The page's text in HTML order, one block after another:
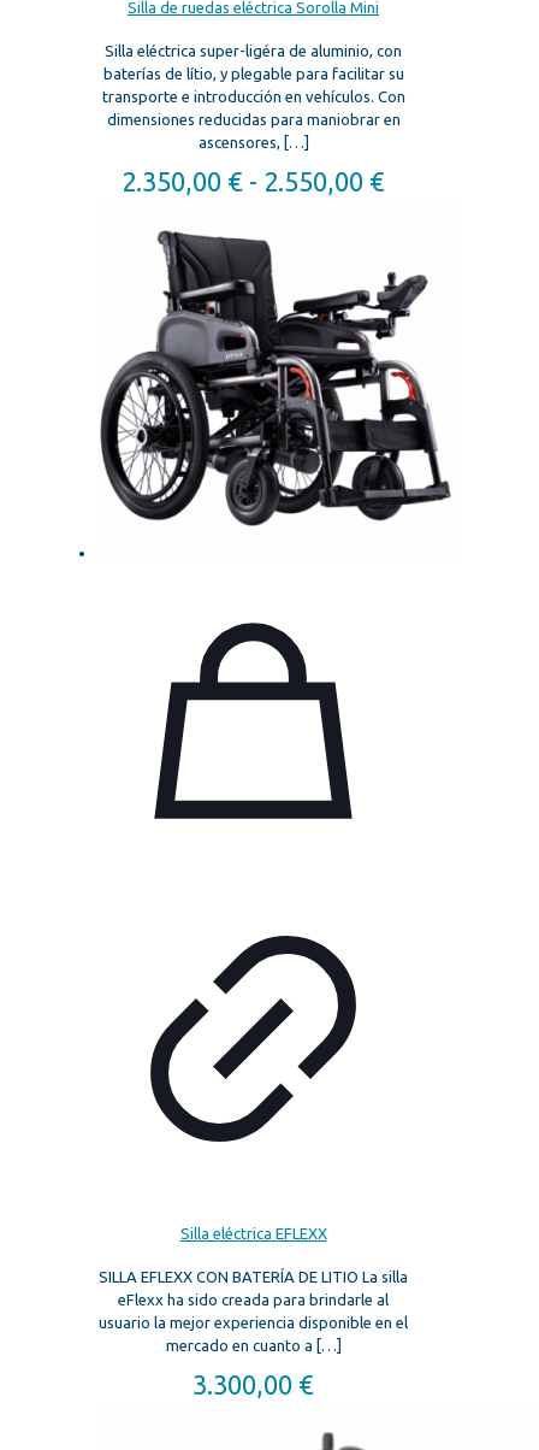
Silla de ruedas eléctrica Sorolla Mini
Silla eléctrica super-ligéra de aluminio, con
baterías de lítio, y plegable para facilitar su
transporte e introducción en vehículos. Con
dimensiones reducidas para maniobrar en
ascensores, […]
2.350,00 € - 2.550,00 €
2.350,00 €
hasta
2.550,00 €
Silla eléctrica EFLEXX
SILLA EFLEXX CON BATERÍA DE LITIO La silla
eFlexx ha sido creada para brindarle al
usuario la mejor experiencia disponible en el
mercado en cuanto a […]
3.300,00 €